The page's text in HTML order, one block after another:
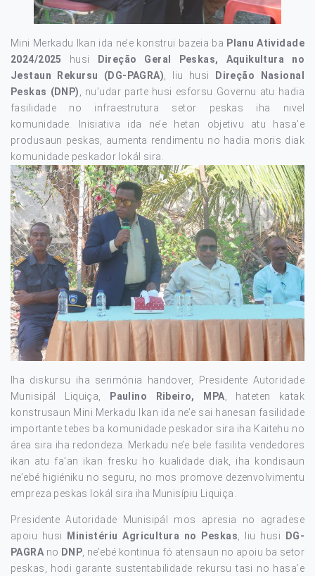
Mini Merkadu Ikan ida ne’e konstrui bazeia ba Planu Atividade
2024/2025
husi
Direção Geral Peskas, Aquikultura no
Jestaun Rekursu (DG-PAGRA) , liu husi
Direção Nasional
Peskas (DNP)
, nu’udar parte husi esforsu Governu atu hadia
fasilidade no infraestrutura setor peskas iha nivel
komunidade. Inisiativa ida ne’e hetan objetivu atu hasa’e
produsaun peskas, aumenta rendimentu no hadia moris diak
komunidade peskador lokál sira.
Iha diskursu iha serimónia handover, Presidente Autoridade
Munisipál Liquiça,
Paulino Ribeiro, MPA, hateten katak
konstrusaun Mini Merkadu Ikan ida ne’e sai hanesan fasilidade
importante tebes ba komunidade peskador sira iha Kaitehu no
área sira iha redondeza. Merkadu ne’e bele fasilita vendedores
ikan atu fa’an ikan fresku ho kualidade diak, iha kondisaun
ne’ebé higiéniku no seguru, no mos promove dezenvolvimentu
empreza peskas lokál sira iha Munisípiu Liquiça.
Presidente Autoridade Munisipál mos apresia no agradese
apoiu husi
Ministériu Agricultura no Peskas, liu husi
DG-
PAGRAno DNP, ne’ebé kontinua fó atensaun no apoiu ba setor
peskas, hodi garante sustentabilidade rekursu tasi no hasa’e